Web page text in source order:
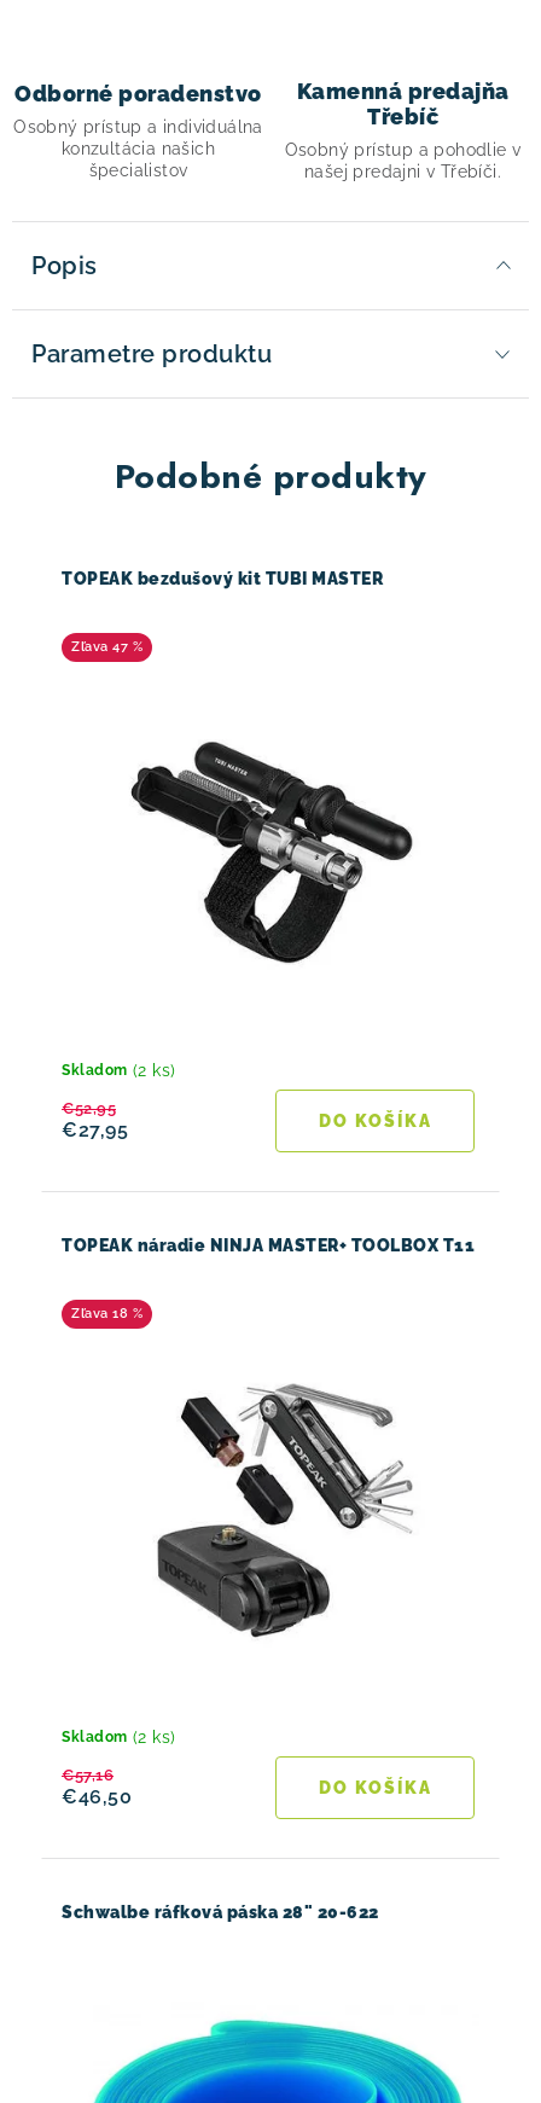
Odborné poradenstvo
Osobný prístup a individuálna
konzultácia našich
špecialistov
Kamenná predajňa
Třebíč
Osobný prístup a pohodlie v
našej predajni v Třebíči.
Popis
Parametre produktu
Podobné produkty
TOPEAK bezdušový kit TUBI MASTER
47 %
Skladom (2 ks)
€27,95
€52,95
DO KOŠÍKA
TOPEAK náradie NINJA MASTER+ TOOLBOX T11
18 %
Skladom (2 ks)
€46,50
€57,16
DO KOŠÍKA
Schwalbe ráfková páska 28" 20-622